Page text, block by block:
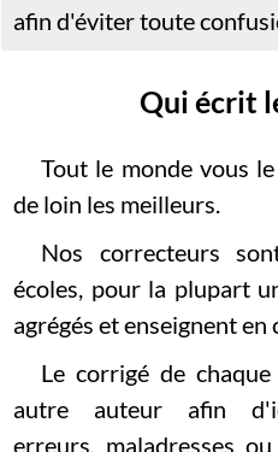
afin d'éviter toute
Qui écrit
Tout le monde vous
de loin les meilleurs.
Nos correcteurs
écoles, pour la plupart
agrégés et enseignent
Le corrigé de
autre auteur afin
erreurs, maladresses